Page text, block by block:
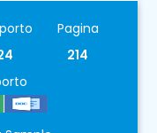
Pagina
214